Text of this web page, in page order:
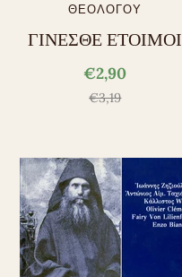
ΘΕΟΛΟΓΟΥ
ΓΙΝΕΣΘΕ ΕΤΟΙΜΟΙ
€2,90
€3,19